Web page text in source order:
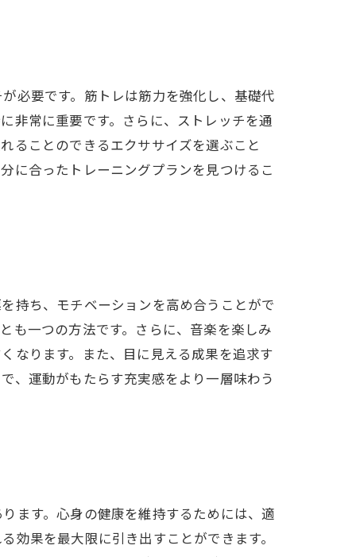
必要です。筋トレは筋力を強化し、基礎代
非常に重要です。さらに、ストレッチを通
ることのできるエクササイズを選ぶこと
に合ったトレーニングプランを見つけるこ
持ち、モチベーションを高め合うことがで
も一つの方法です。さらに、音楽を楽しみ
なります。また、目に見える成果を追求す
、運動がもたらす充実感をより一層味わう
ます。心身の健康を維持するためには、適
果を最大限に引き出すことができます。